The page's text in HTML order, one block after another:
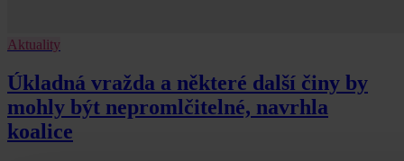
Aktuality
Úkladná vražda a některé další činy by
mohly být nepromlčitelné, navrhla
koalice